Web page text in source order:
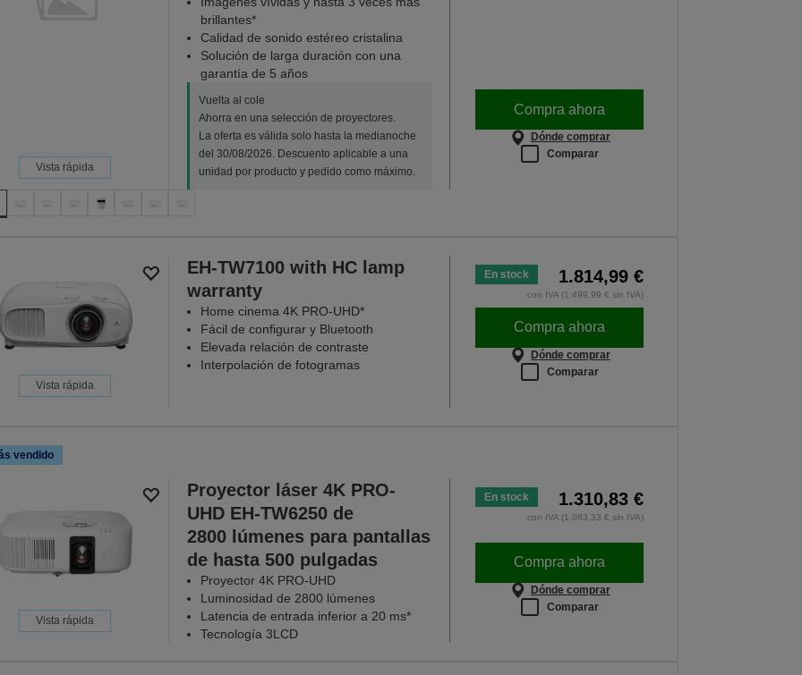
Vista rápida
brillantes*
Calidad de sonido estéreo cristalina
Solución de larga duración con una
garantía de 5 años
Vuelta al cole
Ahorra en una selección de proyectores.
La oferta es válida solo hasta la medianoche
del 30/08/2026. Descuento aplicable a una
unidad por producto y pedido como máximo.
Compra ahora
Dónde comprar
Comparar
Vista rápida
EH-TW7100 with HC lamp
warranty
Home cinema 4K PRO-UHD*
Fácil de configurar y Bluetooth
Elevada relación de contraste
Interpolación de fotogramas
En stock 1.814,99 €
con IVA (1.499,99 € sin IVA)
Compra ahora
Dónde comprar
Comparar
vendido
Vista rápida
Proyector láser 4K PRO-
UHD EH-TW6250 de
2800 lúmenes para pantallas
de hasta 500 pulgadas
Proyector 4K PRO-UHD
Luminosidad de 2800 lúmenes
Latencia de entrada inferior a 20 ms*
Tecnología 3LCD
En stock 1.310,83 €
con IVA (1.083,33 € sin IVA)
Compra ahora
Dónde comprar
Comparar